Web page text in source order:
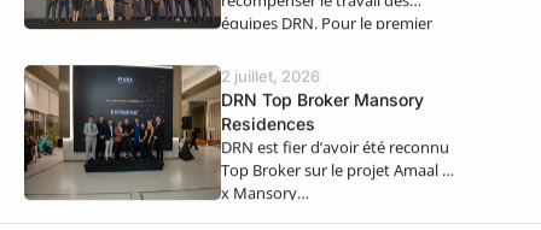
équipes DRN. Pour le premier
2 juillet, 2026
DRN Top Broker Mansory
Residences
DRN est fier d’avoir été reconnu
Top Broker sur le projet Amaal 8
x Mansory…